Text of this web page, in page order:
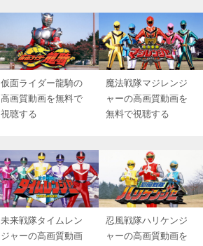
仮面ライダー龍騎の
高画質動画を無料で
視聴する
魔法戦隊マジレンジ
ャーの高画質動画を
無料で視聴する
未来戦隊タイムレン
ジャーの高画質動画
忍風戦隊ハリケンジ
ャーの高画質動画を